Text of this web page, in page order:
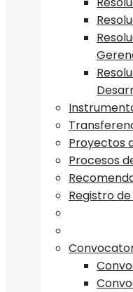
Proyectos
Procesos
Registro